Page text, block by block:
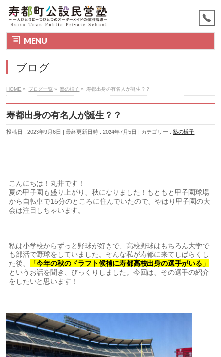
MENU
ブログ
HOME » ブログ一覧 » 塾の様子 » 寿都出身の有名人が誕生？？
寿都出身の有名人が誕生？？
投稿日 : 2023年9月6日 最終更新日時 : 2024年7月5日 カテゴリー :塾の様子
こんにちは！丸井です！
夏の甲子園も盛り上がり、秋になりました！もともと甲子園球場
から自転車で15分のところに住んでいたので、やはり甲子園の大
会は注目しちゃいます。
私は小学校からずっと野球が好きで、高校野球はもちろん大学で
も部活で野球をしていました。そんな私が寿都に来てしばらくし
た後、
「今年の秋のドラフト候補に寿都高校出身の選手がいる」
というお話を聞き、びっくりしました。今回は、その選手の紹介
をしたいと思います！